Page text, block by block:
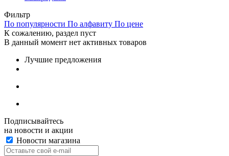
Фильтр
По популярности По алфавиту По цене
К сожалению, раздел пуст
В данный момент нет активных товаров
Лучшие предложения
Подписывайтесь
на новости и акции
Новости магазина